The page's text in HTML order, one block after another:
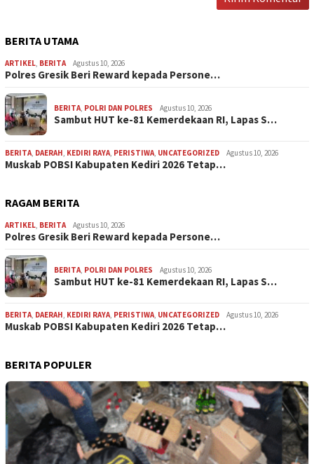
BERITA UTAMA
ARTIKEL BERITA Agustus 10, 2026
Polres Gresik Beri Reward kepada Persone…
BERITA POLRI DAN POLRES Agustus 10, 2026
Sambut HUT ke-81 Kemerdekaan RI, Lapas S…
BERITA DAERAH KEDIRI RAYA PERISTIWA UNCATEGORIZED Agustus 10, 2026
Muskab POBSI Kabupaten Kediri 2026 Tetap…
RAGAM BERITA
ARTIKEL BERITA Agustus 10, 2026
Polres Gresik Beri Reward kepada Persone…
BERITA POLRI DAN POLRES Agustus 10, 2026
Sambut HUT ke-81 Kemerdekaan RI, Lapas S…
BERITA DAERAH KEDIRI RAYA PERISTIWA UNCATEGORIZED Agustus 10, 2026
Muskab POBSI Kabupaten Kediri 2026 Tetap…
BERITA POPULER